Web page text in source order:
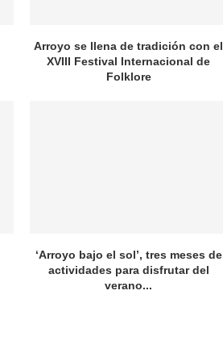
Arroyo se llena de tradición con el
XVIII Festival Internacional de
Folklore
‘Arroyo bajo el sol’, tres meses de
actividades para disfrutar del
verano...